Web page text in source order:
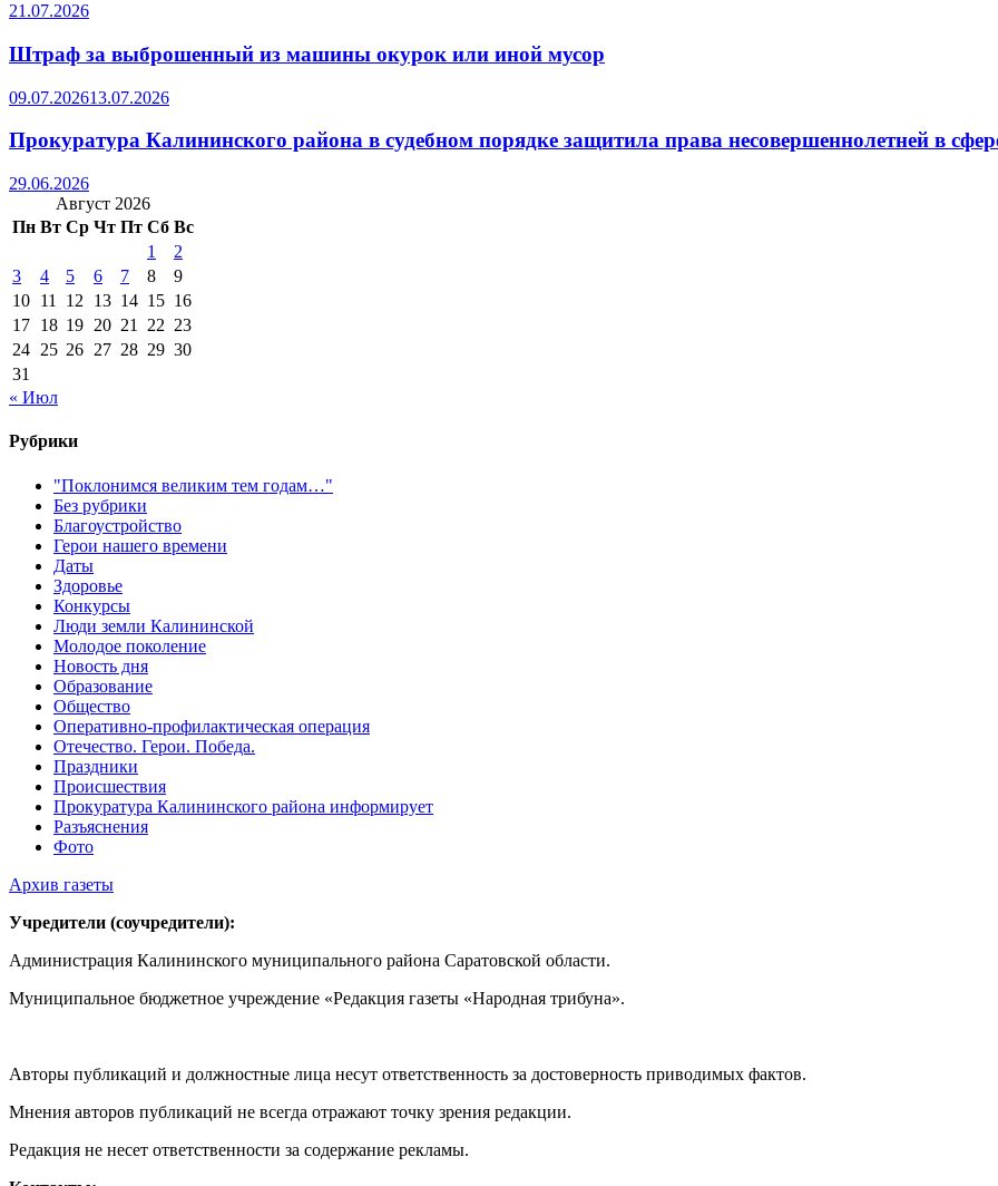
21.07.2026
Штраф за выброшенный из машины окурок или иной мусор
09.07.202613.07.2026
Прокуратура Калининского района в судебном порядке защитила права несовершеннолетней в
29.06.2026
Август 2026
Пн Вт Ср Чт Пт Сб Вс
1
2
3
4 5 6 7 8
9
10 11 12 13 14 15 16
17 18 19 20 21 22 23
24 25 26 27 28 29 30
31
« Июл
Рубрики
"Поклонимся великим тем годам…"
Без рубрики
Благоустройство
Герои нашего времени
Даты
Здоровье
Конкурсы
Люди земли Калининской
Молодое поколение
Новость дня
Образование
Общество
Оперативно-профилактическая операция
Отечество. Герои. Победа.
Праздники
Происшествия
Прокуратура Калининского района информирует
Разъяснения
Фото
Архив газеты
Учредители (соучредители):
Администрация Калининского муниципального района Саратовской области.
Муниципальное бюджетное учреждение «Редакция газеты «Народная трибуна».
Авторы публикаций и должностные лица несут ответственность за достоверность приводимых фактов.
Мнения авторов публикаций не всегда отражают точку зрения редакции.
Редакция не несет ответственности за содержание рекламы.